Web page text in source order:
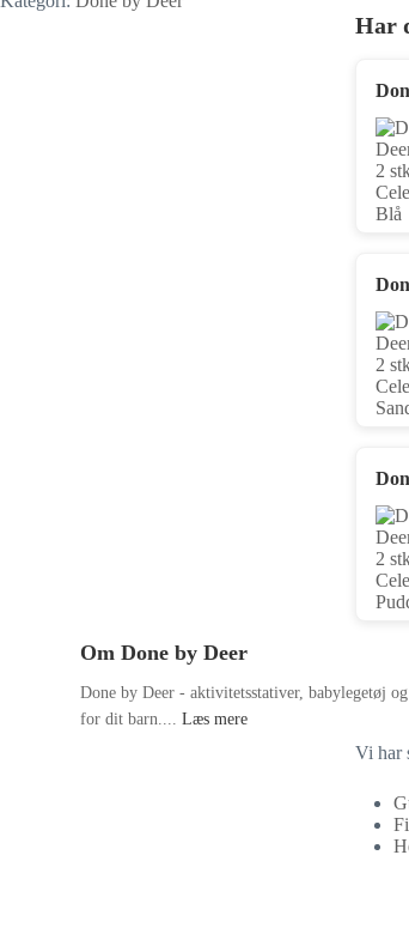
Har
Om Done by Deer
Done by Deer - aktivitetsstativer, babylegetøj
for dit barn....Læs mere
Vi har